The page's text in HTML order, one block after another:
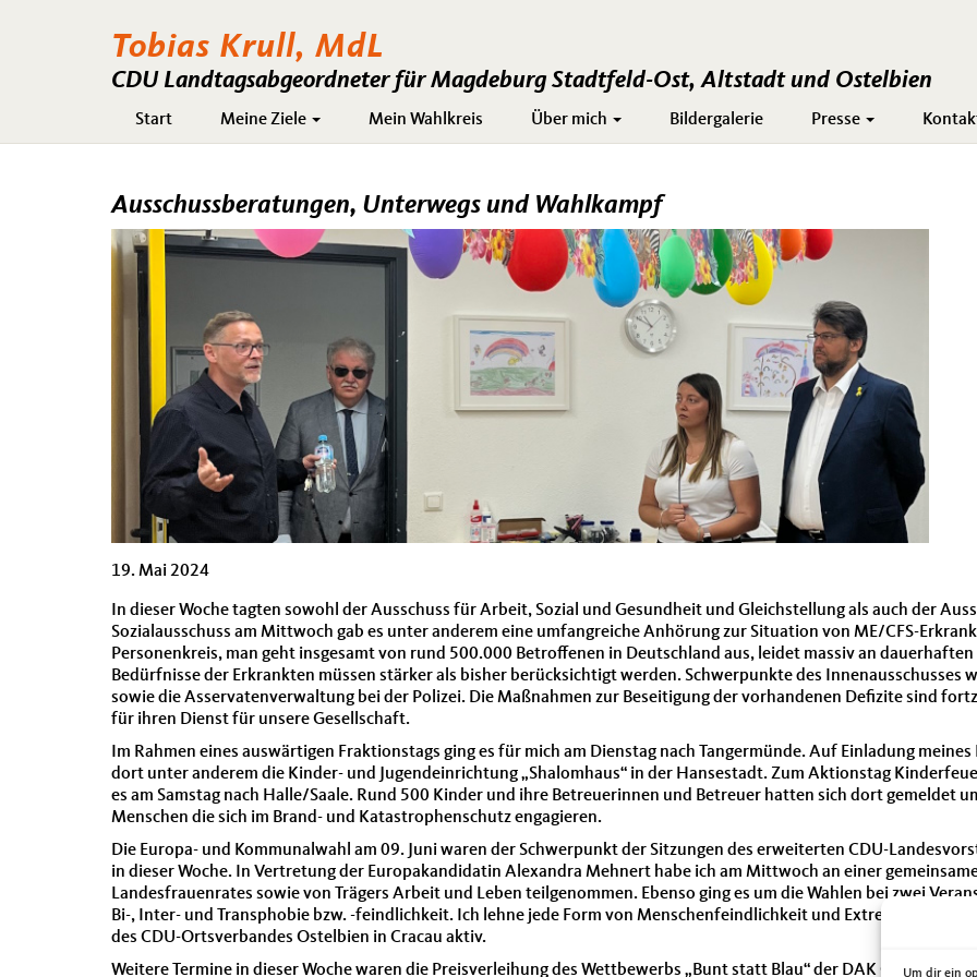
Um dir ein
Tobias Krull, MdL
CDU Landtagsabgeordneter für Magdeburg Stadtfeld-Ost, Altstadt und Ostelbien
Hauptnavigation
Start Meine Ziele Mein Wahlkreis Über mich Bildergalerie Presse
Ausschussberatungen, Unterwegs und Wahlkampf
19. Mai 2024
In dieser Woche tagten sowohl der Ausschuss für Arbeit, Sozial und Gesundheit und Gleichstellung als auch der
Sozialausschuss am Mittwoch gab es unter anderem eine umfangreiche Anhörung zur Situation von ME/CFS-
Personenkreis, man geht insgesamt von rund 500.000 Betroffenen in Deutschland aus, leidet massiv an
Bedürfnisse der Erkrankten müssen stärker als bisher berücksichtigt werden. Schwerpunkte des Innenausschusses
sowie die Asservatenverwaltung bei der Polizei. Die Maßnahmen zur Beseitigung der vorhandenen Defizite sind
für ihren Dienst für unsere Gesellschaft.
Im Rahmen eines auswärtigen Fraktionstags ging es für mich am Dienstag nach Tangermünde. Auf Einladung
dort unter anderem die Kinder- und Jugendeinrichtung „Shalomhaus“ in der Hansestadt. Zum Aktionstag
es am Samstag nach Halle/Saale. Rund 500 Kinder und ihre Betreuerinnen und Betreuer hatten sich dort gemeldet
Menschen die sich im Brand- und Katastrophenschutz engagieren.
Die Europa- und Kommunalwahl am 09. Juni waren der Schwerpunkt der Sitzungen des erweiterten CDU-
in dieser Woche. In Vertretung der Europakandidatin Alexandra Mehnert habe ich am Mittwoch an einer
Landesfrauenrates sowie von Trägers Arbeit und Leben teilgenommen. Ebenso ging es um die Wahlen bei zwei
Bi-, Inter- und Transphobie bzw. -feindlichkeit. Ich lehne jede Form von Menschenfeindlichkeit und Extremismus ab.
des CDU-Ortsverbandes Ostelbien in Cracau aktiv.
Weitere Termine in dieser Woche waren die Preisverleihung des Wettbewerbs „Bunt statt Blau“ der DAK